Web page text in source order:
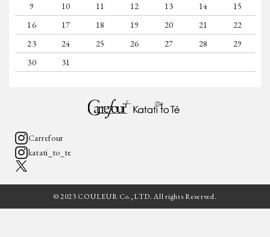
9
10 11 12 13 14
15
16
17 18 19 20 21
22
23
24 25 26 27 28
29
30
31
Carrefour
katati_to_te
© 2023 COULEUR Co.,LTD. All rights Reserved.